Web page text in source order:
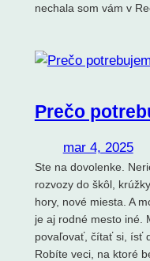
nechala som vám v
Prečo
mar 4, 2025
Ste na dovolenke.
rozvozy do škôl,
hory, nové miesta. A
je aj rodné mesto iné.
povaľovať, čítať si, ísť
Robíte veci, na ktoré